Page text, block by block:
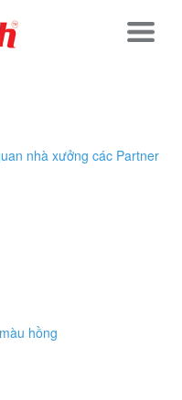
nhà xưởng các Partner
hồng